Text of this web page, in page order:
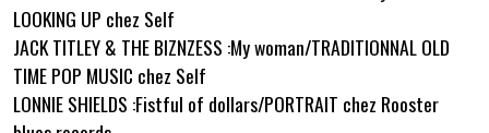
LOOKING UP chez Self
JACK TITLEY & THE BIZNZESS :My woman/TRADITIONNAL OLD
TIME POP MUSIC chez Self
LONNIE SHIELDS :Fistful of dollars/PORTRAIT chez Rooster